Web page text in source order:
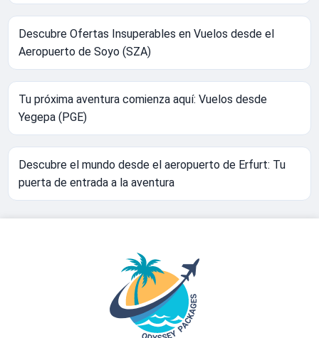
Descubre Ofertas Insuperables en Vuelos desde el
Aeropuerto de Soyo (SZA)
Tu próxima aventura comienza aquí: Vuelos desde
Yegepa (PGE)
Descubre el mundo desde el aeropuerto de Erfurt: Tu
puerta de entrada a la aventura